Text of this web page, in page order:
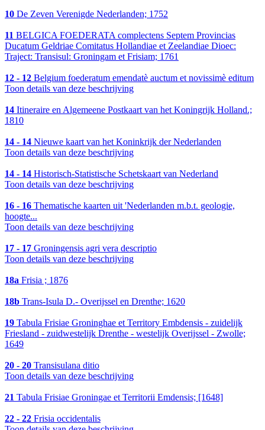
10 De Zeven Verenigde Nederlanden; 1752
11 BELGICA FOEDERATA complectens Septem Provincias
Ducatum Geldriae Comitatus Hollandiae et Zeelandiae Dioec:
Traject: Transisul: Groningam et Frisiam; 1761
12 - 12 Belgium foederatum emendatè auctum et novissimè editum
Toon details van deze beschrijving
14 Itineraire en Algemeene Postkaart van het Koningrijk Holland.;
1810
14 - 14 Nieuwe kaart van het Koninkrijk der Nederlanden
Toon details van deze beschrijving
14 - 14 Historisch-Statistische Schetskaart van Nederland
Toon details van deze beschrijving
16 - 16 Thematische kaarten uit 'Nederlanden m.b.t. geologie,
hoogte...
Toon details van deze beschrijving
17 - 17 Groningensis agri vera descriptio
Toon details van deze beschrijving
18a Frisia ; 1876
18b Trans-Isula D.- Overijssel en Drenthe; 1620
19 Tabula Frisiae Groninghae et Territory Embdensis - zuidelijk
Friesland - zuidwestelijk Drenthe - westelijk Overijssel - Zwolle;
1649
20 - 20 Transisulana ditio
Toon details van deze beschrijving
21 Tabula Frisiae Groningae et Territorii Emdensis; [1648]
22 - 22 Frisia occidentalis